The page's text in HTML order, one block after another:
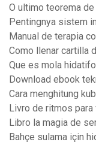
O ultimo teorema
Pentingnya sistem
Manual de terapia
Como llenar cartilla
Que es mola
Download ebook
Cara menghitung
Livro de ritmos
Libro la magia de
Bahçe sulama için